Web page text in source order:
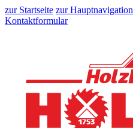
zur Startseite zur Hauptnavigation
Kontaktformular